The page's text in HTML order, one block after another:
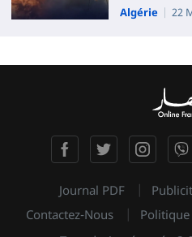
Algérie 22
Journal PDF
Contactez-Nous